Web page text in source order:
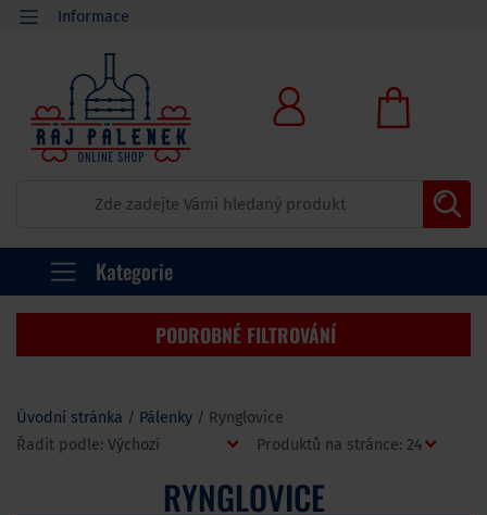
Informace
Kategorie
PODROBNÉ FILTROVÁNÍ
Úvodní stránka Pálenky
Rynglovice
Řadit podle:
Produktů na stránce:
RYNGLOVICE